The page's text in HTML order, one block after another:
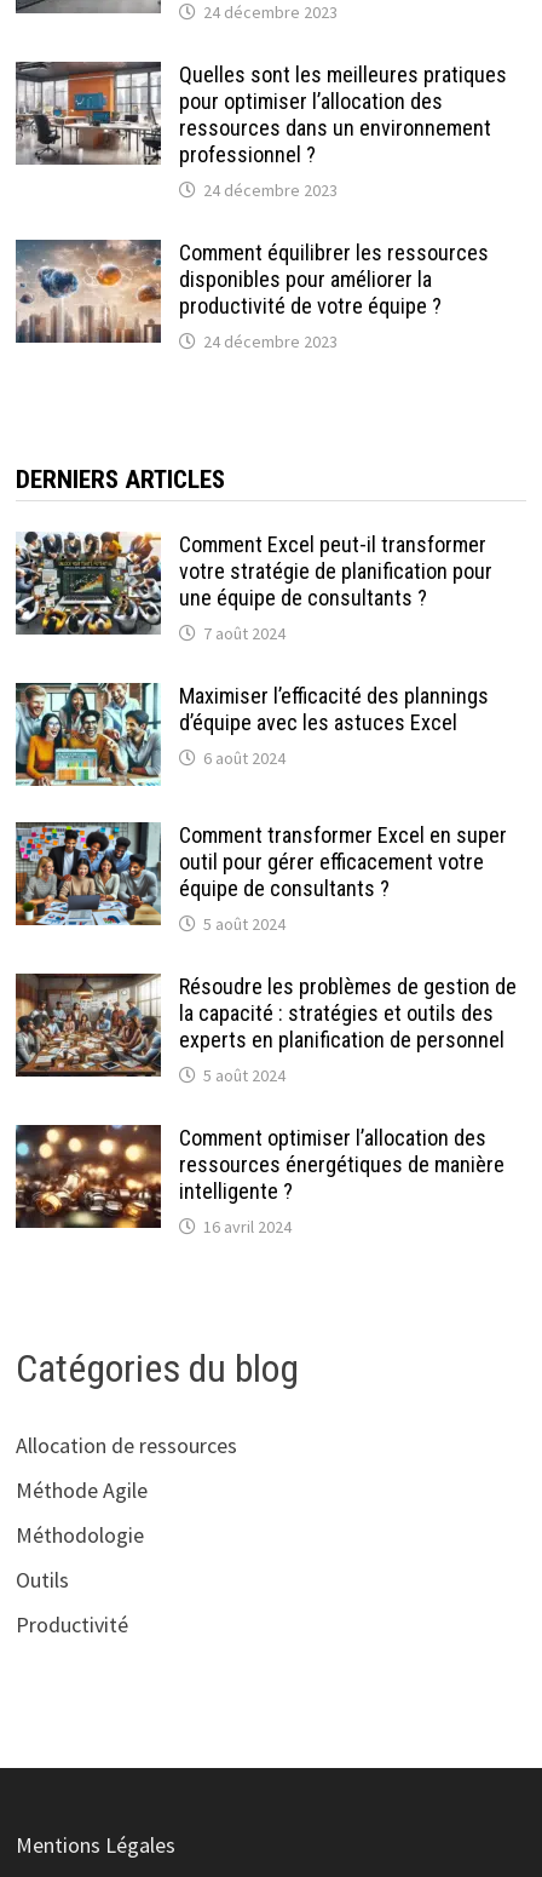
24 décembre 2023
Quelles sont les meilleures pratiques
pour optimiser l’allocation des
ressources dans un environnement
professionnel ?
24 décembre 2023
Comment équilibrer les ressources
disponibles pour améliorer la
productivité de votre équipe ?
24 décembre 2023
DERNIERS ARTICLES
Comment Excel peut-il transformer
votre stratégie de planification pour
une équipe de consultants ?
7 août 2024
Maximiser l’efficacité des plannings
d’équipe avec les astuces Excel
6 août 2024
Comment transformer Excel en super
outil pour gérer efficacement votre
équipe de consultants ?
5 août 2024
Résoudre les problèmes de gestion de
la capacité : stratégies et outils des
experts en planification de personnel
5 août 2024
Comment optimiser l’allocation des
ressources énergétiques de manière
intelligente ?
16 avril 2024
Catégories du blog
Allocation de ressources
Méthode Agile
Méthodologie
Outils
Productivité
Mentions Légales